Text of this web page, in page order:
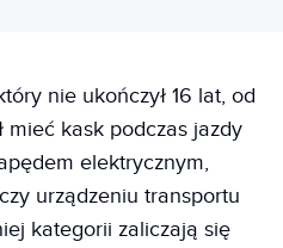
nie ukończył 16 lat, od
mieć kask podczas jazdy
elektrycznym,
urządzeniu transportu
kategorii zaliczają się